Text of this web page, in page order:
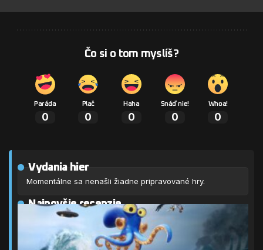
Čo si o tom myslíš?
Paráda
0
Plač
0
Haha
0
Snáď nie!
0
Whoa!
0
Vydania hier
Momentálne sa nenašli žiadne pripravované hry.
Najnovšie recenzie